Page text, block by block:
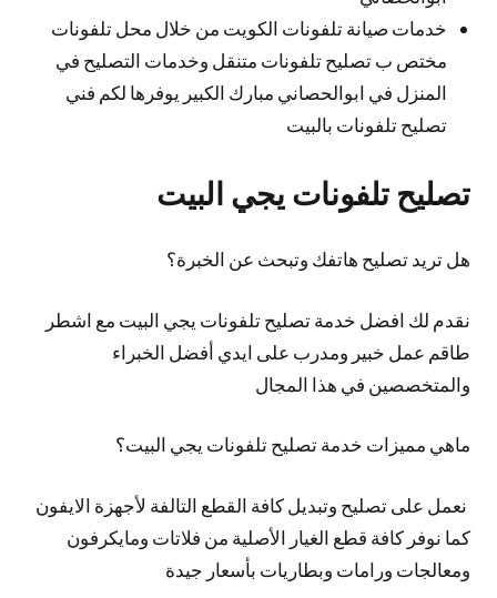
خدمات صيانة تلفونات الكويت من خلال محل تلفونات
مختص ب تصليح تلفونات متنقل وخدمات التصليح في
المنزل في ابوالحصاني مبارك الكبير يوفرها لكم فني
تصليح تلفونات بالبيت
تصليح تلفونات يجي البيت
هل تريد تصليح هاتفك وتبحث عن الخبرة؟
نقدم لك افضل خدمة تصليح تلفونات يجي البيت مع اشطر
طاقم عمل خبير ومدرب على ايدي أفضل الخبراء
والمتخصصين في هذا المجال
ماهي مميزات خدمة تصليح تلفونات يجي البيت؟
نعمل على تصليح وتبديل كافة القطع التالفة لأجهزة الايفون
كما نوفر كافة قطع الغيار الأصلية من فلاتات ومايكرفون
ومعالجات ورامات وبطاريات بأسعار جيدة